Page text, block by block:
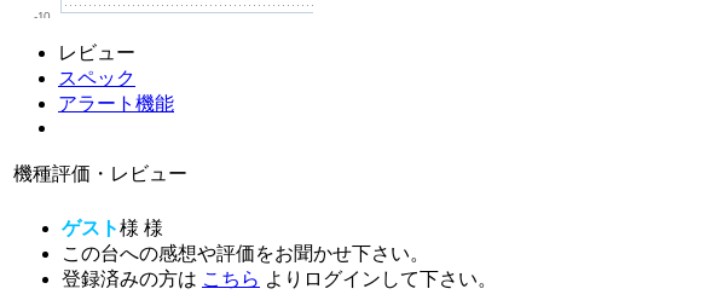
-10
レビュー
スペック
アラート機能
機種評価・レビュー
ゲスト様 様
この台への感想や評価をお聞かせ下さい。
登録済みの方は こちら よりログインして下さい。